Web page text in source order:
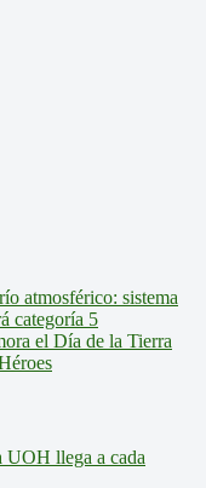
atmosférico: sistema
categoría 5
el Día de la Tierra
UOH llega a cada